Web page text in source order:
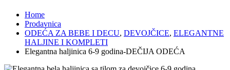
Home
Prodavnica
ODEĆA ZA BEBE I DECU, DEVOJČICE, ELEGANTNE
HALJINE I KOMPLETI
Elegantna haljinica 6-9 godina-DEČIJA ODEĆA